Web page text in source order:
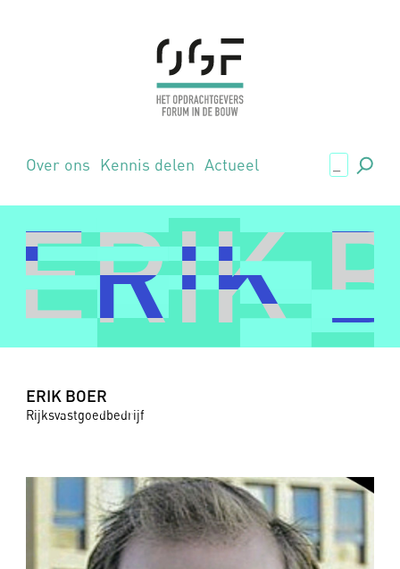
Over ons Kennis delen Actueel .,
ERIK
ERIK
ERIK BOER
Rijksvastgoedbedrijf